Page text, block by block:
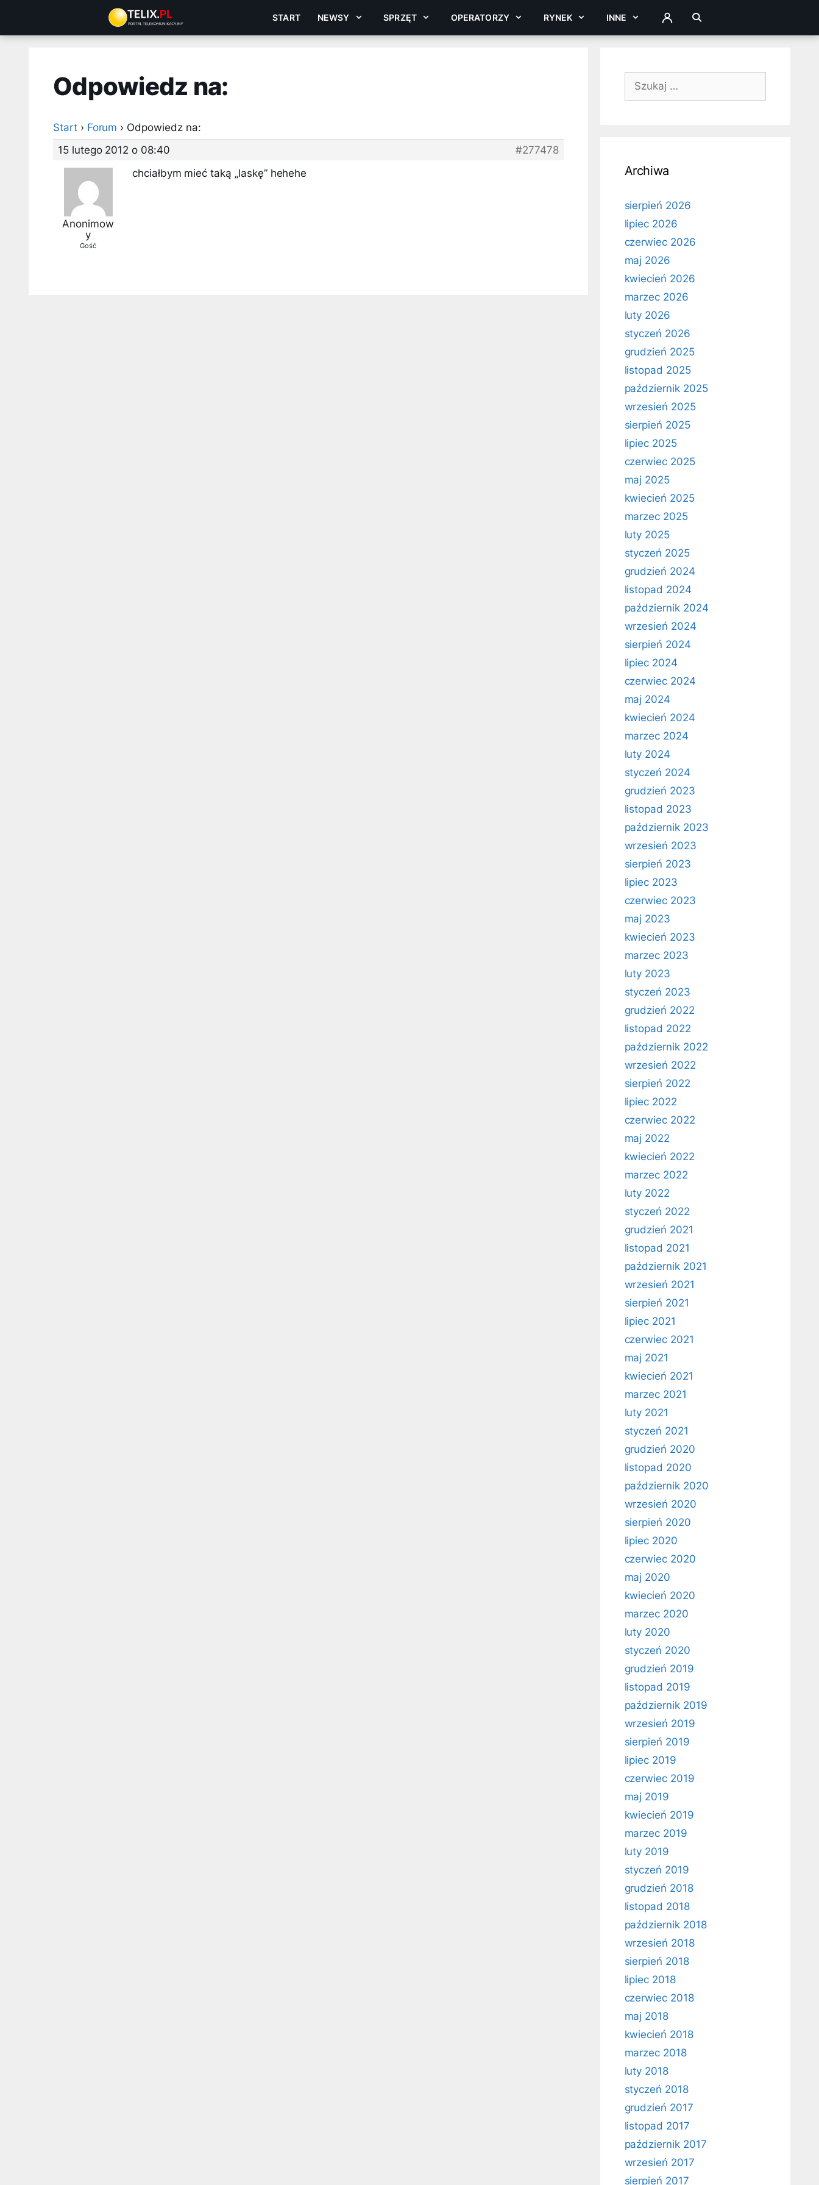
treści
START NEWSY SPRZĘT OPERATORZY RYNEK INNE ZALOGUJ
Odpowiedz na:
Start › Forum › Odpowiedz na:
15 lutego 2012 o 08:40
#277478
Anonimow
y
Gość
chciałbym mieć taką „laskę” hehehe
Szukaj:
Archiwa
sierpień 2026
lipiec 2026
czerwiec 2026
maj 2026
kwiecień 2026
marzec 2026
luty 2026
styczeń 2026
grudzień 2025
listopad 2025
październik 2025
wrzesień 2025
sierpień 2025
lipiec 2025
czerwiec 2025
maj 2025
kwiecień 2025
marzec 2025
luty 2025
styczeń 2025
grudzień 2024
listopad 2024
październik 2024
wrzesień 2024
sierpień 2024
lipiec 2024
czerwiec 2024
maj 2024
kwiecień 2024
marzec 2024
luty 2024
styczeń 2024
grudzień 2023
listopad 2023
październik 2023
wrzesień 2023
sierpień 2023
lipiec 2023
czerwiec 2023
maj 2023
kwiecień 2023
marzec 2023
luty 2023
styczeń 2023
grudzień 2022
listopad 2022
październik 2022
wrzesień 2022
sierpień 2022
lipiec 2022
czerwiec 2022
maj 2022
kwiecień 2022
marzec 2022
luty 2022
styczeń 2022
grudzień 2021
listopad 2021
październik 2021
wrzesień 2021
sierpień 2021
lipiec 2021
czerwiec 2021
maj 2021
kwiecień 2021
marzec 2021
luty 2021
styczeń 2021
grudzień 2020
listopad 2020
październik 2020
wrzesień 2020
sierpień 2020
lipiec 2020
czerwiec 2020
maj 2020
kwiecień 2020
marzec 2020
luty 2020
styczeń 2020
grudzień 2019
listopad 2019
październik 2019
wrzesień 2019
sierpień 2019
lipiec 2019
czerwiec 2019
maj 2019
kwiecień 2019
marzec 2019
luty 2019
styczeń 2019
grudzień 2018
listopad 2018
październik 2018
wrzesień 2018
sierpień 2018
lipiec 2018
czerwiec 2018
maj 2018
kwiecień 2018
marzec 2018
luty 2018
styczeń 2018
grudzień 2017
listopad 2017
październik 2017
wrzesień 2017
sierpień 2017